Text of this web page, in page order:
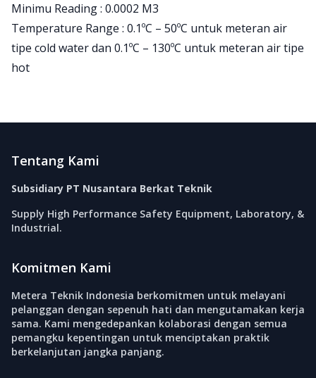
Minimu Reading : 0.0002 M3
Temperature Range : 0.1ºC – 50ºC untuk meteran air
tipe cold water dan 0.1ºC – 130ºC untuk meteran air tipe
hot
Tentang Kami
Subsidiary PT Nusantara Berkat Teknik
Supply High Performance Safety Equipment, Laboratory, &
Industrial.
Komitmen Kami
Metera Teknik Indonesia berkomitmen untuk melayani
pelanggan dengan sepenuh hati dan mengutamakan kerja
sama. Kami mengedepankan kolaborasi dengan semua
pemangku kepentingan untuk menciptakan praktik
berkelanjutan jangka panjang.